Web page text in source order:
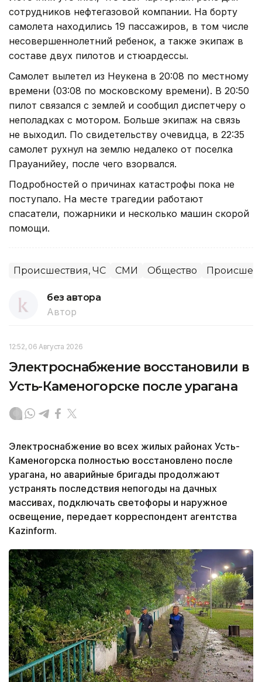
сотрудников нефтегазовой компании. На борту
самолета находились 19 пассажиров, в том числе
несовершеннолетний ребенок, а также экипаж в
составе двух пилотов и стюардессы.
Самолет вылетел из Неукена в 20:08 по местному
времени (03:08 по московскому времени). В 20:50
пилот связался с землей и сообщил диспетчеру о
неполадках с мотором. Больше экипаж на связь
не выходил. По свидетельству очевидца, в 22:35
самолет рухнул на землю недалеко от поселка
Прауанийеу, после чего взорвался.
Подробностей о причинах катастрофы пока не
поступало. На месте трагедии работают
спасатели, пожарники и несколько машин скорой
помощи.
Происшествия, ЧС СМИ Общество
без автора
Автор
12:52, 06 Августа 2026
Электроснабжение восстановили в
Усть-Каменогорске после урагана
Электроснабжение во всех жилых районах Усть-
Каменогорска полностью восстановлено после
урагана, но аварийные бригады продолжают
устранять последствия непогоды на дачных
массивах, подключать светофоры и наружное
освещение, передает корреспондент агентства
Kazinform.